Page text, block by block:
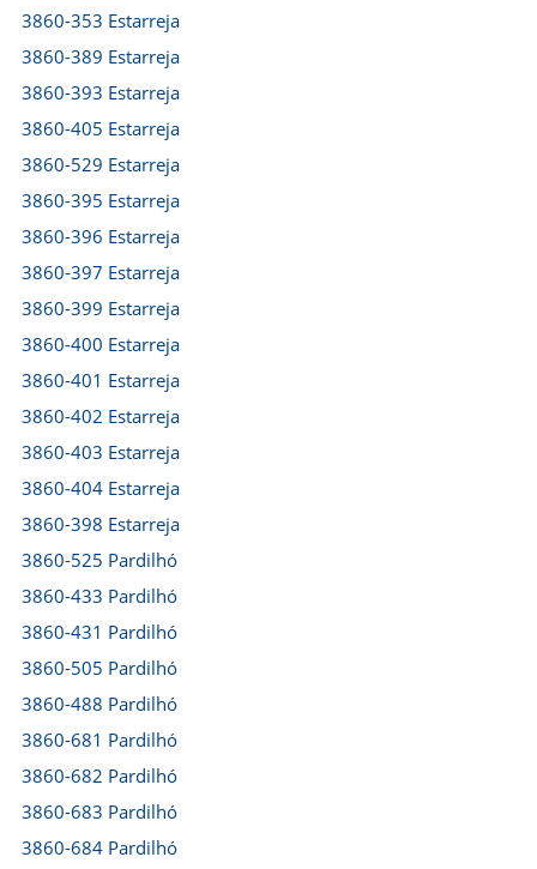
3860-353 Estarreja
3860-389 Estarreja
3860-393 Estarreja
3860-405 Estarreja
3860-529 Estarreja
3860-395 Estarreja
3860-396 Estarreja
3860-397 Estarreja
3860-399 Estarreja
3860-400 Estarreja
3860-401 Estarreja
3860-402 Estarreja
3860-403 Estarreja
3860-404 Estarreja
3860-398 Estarreja
3860-525 Pardilhó
3860-433 Pardilhó
3860-431 Pardilhó
3860-505 Pardilhó
3860-488 Pardilhó
3860-681 Pardilhó
3860-682 Pardilhó
3860-683 Pardilhó
3860-684 Pardilhó